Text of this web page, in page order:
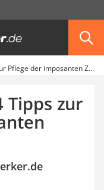
Kleopatranadel: 4 Tipps zur Pflege der imposanten Zierpflanze
Tipps zur